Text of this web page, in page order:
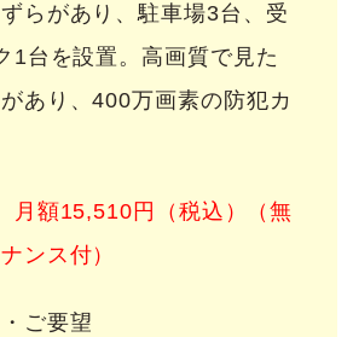
らがあり、駐車場3台、受
1台を設置。高画質で見た
あり、400万画素の防犯カ
額15,510円（税込）（無
ンス付）
ご要望